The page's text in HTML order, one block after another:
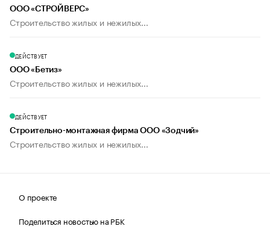
ООО «СТРОЙВЕРС»
Строительство жилых и нежилых...
ДЕЙСТВУЕТ
ООО «Бетиз»
Строительство жилых и нежилых...
ДЕЙСТВУЕТ
Строительно-монтажная фирма ООО «Зодчий»
Строительство жилых и нежилых...
О проекте
Поделиться новостью на РБК